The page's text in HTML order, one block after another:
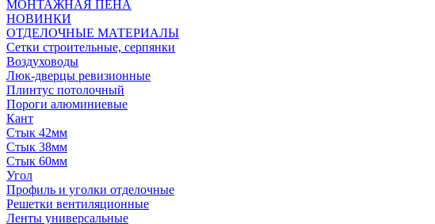
МОНТАЖНАЯ ПЕНА
НОВИНКИ
ОТДЕЛОЧНЫЕ МАТЕРИАЛЫ
Сетки строительные, серпянки
Воздуховоды
Люк-дверцы ревизионные
Плинтус потолочный
Пороги алюминиевые
Кант
Стык 42мм
Стык 38мм
Стык 60мм
Угол
Профиль и уголки отделочные
Решетки вентиляционные
Ленты универсальные